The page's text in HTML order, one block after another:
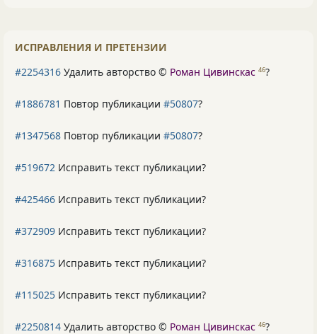
ИСПРАВЛЕНИЯ И ПРЕТЕНЗИИ
#2254316 Удалить авторство © Роман Цивинскас 46?
#1886781 Повтор публикации #50807?
#1347568 Повтор публикации #50807?
#519672 Исправить текст публикации?
#425466 Исправить текст публикации?
#372909 Исправить текст публикации?
#316875 Исправить текст публикации?
#115025 Исправить текст публикации?
#2250814 Удалить авторство © Роман Цивинскас 46?